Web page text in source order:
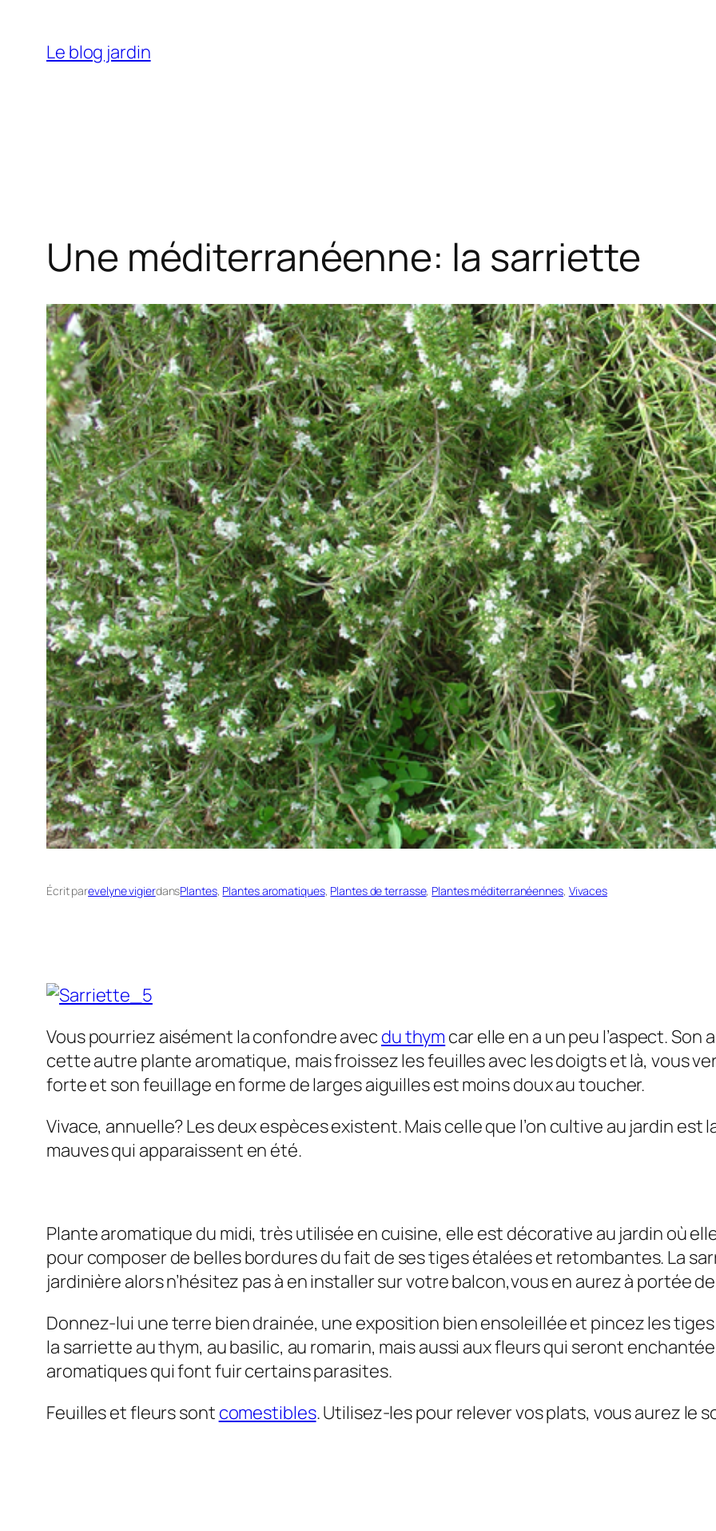
contenu
Le blog jardin
Une méditerranéenne: la sarriette
Écrit parevelyne vigierdansPlantes, Plantes aromatiques, Plantes de terrasse, Plantes méditerranéennes, Vivaces
Vous pourriez aisément la confondre avec du thym car elle en a un peu l’aspect.
cette autre plante aromatique, mais froissez les feuilles avec les doigts et là, vous
forte et son feuillage en forme de larges aiguilles est moins doux au toucher.
Vivace, annuelle? Les deux espèces existent. Mais celle que l’on cultive au jardin
mauves qui apparaissent en été.
Plante aromatique du midi, très utilisée en cuisine, elle est décorative au jardin où
pour composer de belles bordures du fait de ses tiges étalées et retombantes. La
jardinière alors n’hésitez pas à en installer sur votre balcon,vous en aurez à portée
Donnez-lui une terre bien drainée, une exposition bien ensoleillée et pincez les
la sarriette au thym, au basilic, au romarin, mais aussi aux fleurs qui seront
aromatiques qui font fuir certains parasites.
Feuilles et fleurs sont comestibles. Utilisez-les pour relever vos plats, vous aurez le